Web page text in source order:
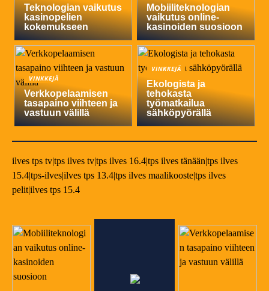
Teknologian vaikutus
kasinopelien
kokemukseen
Mobiiliteknologian
vaikutus online-
kasinoiden suosioon
VINKKEJÄ
Verkkopelaamisen
tasapaino viihteen ja
vastuun välillä
VINKKEJÄ
Ekologista ja
tehokasta
työmatkailua
sähköpyörällä
ilves tps tv|tps ilves tv|tps ilves 16.4|tps ilves tänään|tps ilves
15.4|tps-ilves|ilves tps 13.4|tps ilves maalikooste|tps ilves
pelit|ilves tps 15.4